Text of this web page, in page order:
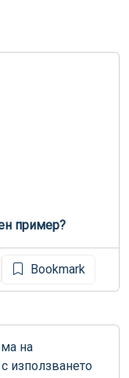
пример?
Bookmark
на
използването